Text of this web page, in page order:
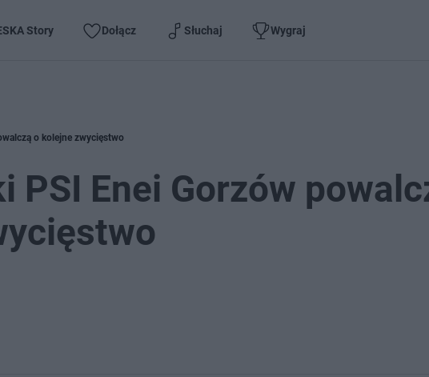
Story Dołącz Słuchaj Wygraj
o kolejne zwycięstwo
PSI Enei Gorzów